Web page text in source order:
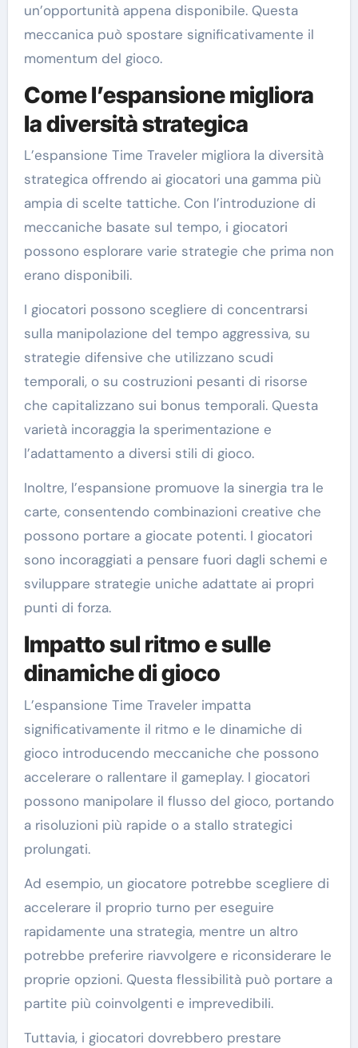
un’opportunità appena disponibile. Questa
meccanica può spostare significativamente il
momentum del gioco.
Come l’espansione migliora
la diversità strategica
L’espansione Time Traveler migliora la diversità
strategica offrendo ai giocatori una gamma più
ampia di scelte tattiche. Con l’introduzione di
meccaniche basate sul tempo, i giocatori
possono esplorare varie strategie che prima non
erano disponibili.
I giocatori possono scegliere di concentrarsi
sulla manipolazione del tempo aggressiva, su
strategie difensive che utilizzano scudi
temporali, o su costruzioni pesanti di risorse
che capitalizzano sui bonus temporali. Questa
varietà incoraggia la sperimentazione e
l’adattamento a diversi stili di gioco.
Inoltre, l’espansione promuove la sinergia tra le
carte, consentendo combinazioni creative che
possono portare a giocate potenti. I giocatori
sono incoraggiati a pensare fuori dagli schemi e
sviluppare strategie uniche adattate ai propri
punti di forza.
Impatto sul ritmo e sulle
dinamiche di gioco
L’espansione Time Traveler impatta
significativamente il ritmo e le dinamiche di
gioco introducendo meccaniche che possono
accelerare o rallentare il gameplay. I giocatori
possono manipolare il flusso del gioco, portando
a risoluzioni più rapide o a stallo strategici
prolungati.
Ad esempio, un giocatore potrebbe scegliere di
accelerare il proprio turno per eseguire
rapidamente una strategia, mentre un altro
potrebbe preferire riavvolgere e riconsiderare le
proprie opzioni. Questa flessibilità può portare a
partite più coinvolgenti e imprevedibili.
Tuttavia, i giocatori dovrebbero prestare